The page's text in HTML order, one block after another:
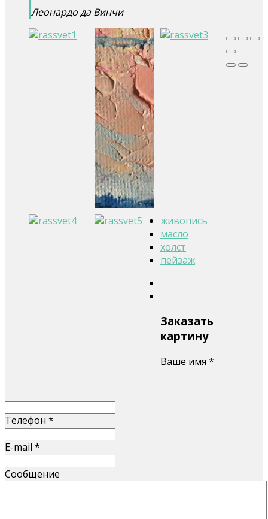
Леонардо да Винчи
живопись
масло
холст
пейзаж
Заказать
картину
Ваше имя *
Телефон *
E-mail *
Сообщение